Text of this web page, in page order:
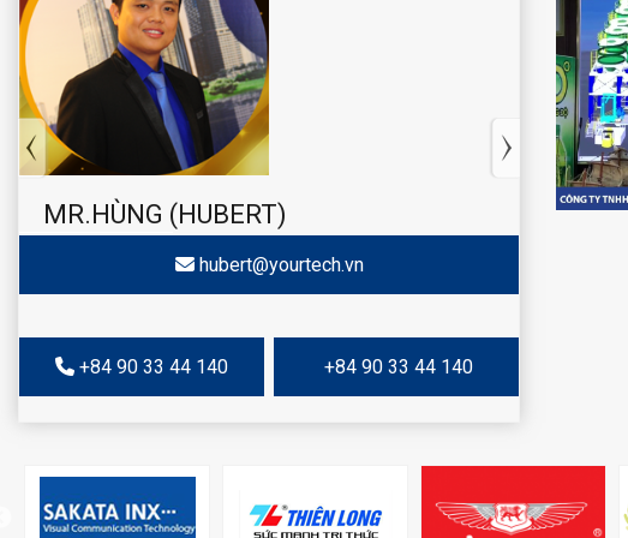
MR.HÙNG (HUBERT)
hubert@yourtech.vn
+84 90 33 44 140 +84 90 33 44 140